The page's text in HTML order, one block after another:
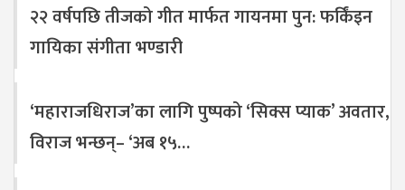
२२ वर्षपछि तीजको गीत मार्फत गायनमा पुन: फर्किंइन
गायिका संगीता भण्डारी
‘महाराजधिराज’का लागि पुष्पको ‘सिक्स प्याक’ अवतार,
विराज भन्छन्– ‘अब १५…